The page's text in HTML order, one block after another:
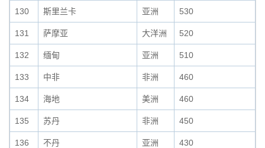
130 斯里兰卡 亚洲 530
131 萨摩亚 大洋洲 520
132 缅甸 亚洲 510
133 中非 非洲 460
134 海地 美洲 460
135 苏丹 非洲 450
136 不丹 亚洲 430